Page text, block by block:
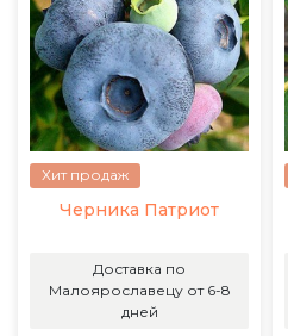
Хит продаж
Черника Патриот
Доставка по
Малоярославецу от 6-8
дней